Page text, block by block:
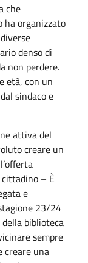
che
ha organizzato
denso di
non perdere.
età, con un
sindaco e
attiva del
creare un
– È
e
23/24
biblioteca
sempre
creare una